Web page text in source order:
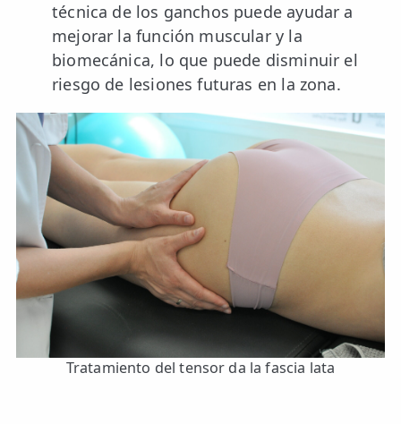
técnica de los ganchos puede ayudar a
mejorar la función muscular y la
biomecánica, lo que puede disminuir el
riesgo de lesiones futuras en la zona.
Tratamiento del tensor da la fascia lata